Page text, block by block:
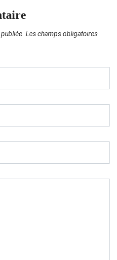
Les champs obligatoires